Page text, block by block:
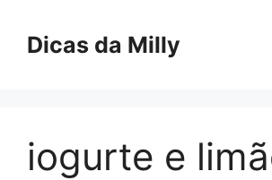
contentDicas da Milly
iogurte e